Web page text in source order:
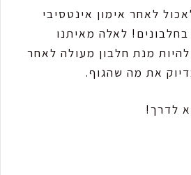
לאחר אימון אינטסיבי
לאלה מאיתנו
מנת חלבון מעולה לאחר
את מה שהגוף.
לדרך!